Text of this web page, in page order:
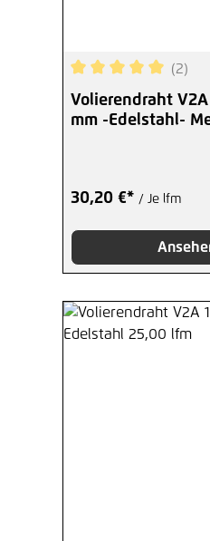
Durchschnittliche
(2)
Volierendraht
mm -Edelstahl-
30,20 €* / Je lfm